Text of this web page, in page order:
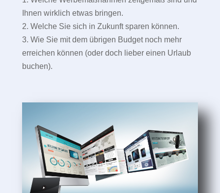
Ihnen wirklich etwas bringen.
2. Welche Sie sich in Zukunft sparen können.
3. Wie Sie mit dem übrigen Budget noch mehr
erreichen können (oder doch lieber einen Urlaub
buchen).